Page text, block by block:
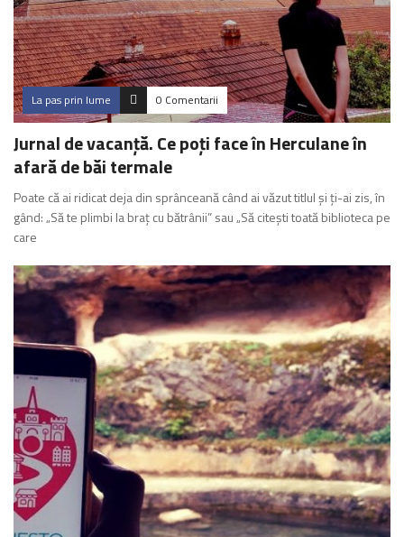
La pas prin lume 0 Comentarii
Jurnal de vacanță. Ce poți face în Herculane în
afară de băi termale
Poate că ai ridicat deja din sprânceană când ai văzut titlul și ți-ai zis, în
gând: „Să te plimbi la braț cu bătrânii” sau „Să citești toată biblioteca pe
care